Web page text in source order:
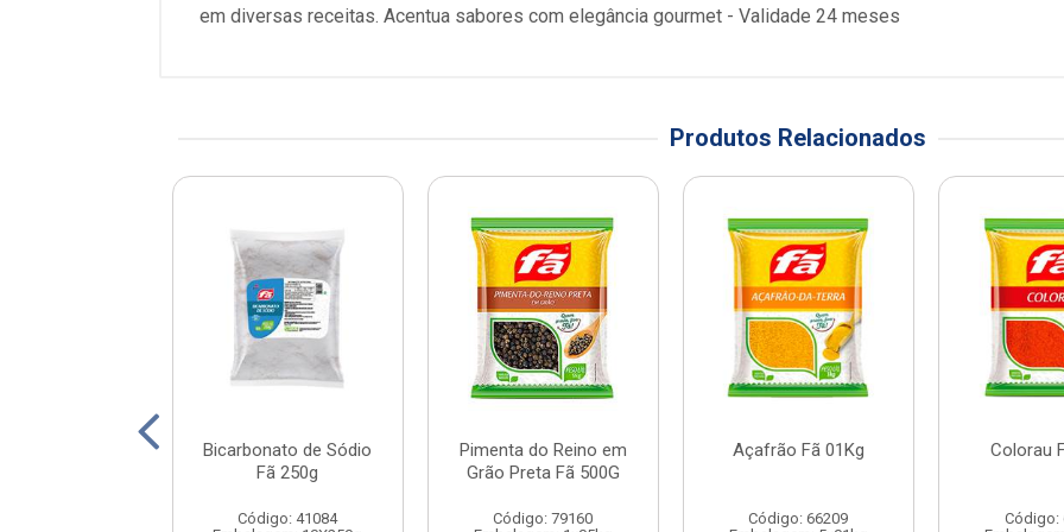
em diversas receitas. Acentua sabores com elegância gourmet - Validade 24 meses
Produtos Relacionados
Bicarbonato de Sódio
Fã 250g
Código: 41084
Pimenta do Reino em
Grão Preta Fã 500G
Código: 79160
Açafrão Fã 01Kg
Código: 66209
Colorau
Código: